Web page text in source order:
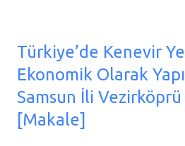
lif bitkilerinden birisidir. Buna karşın
eldesinde kullanılabilmesi ve
yaygınlaşması sebebiyle küresel
ise bitme noktasına gelmiştir. Tekstil,
Türkiye’de Kenevir
Ekonomik Olarak
Samsun İli
[Makale]